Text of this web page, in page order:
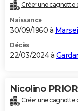
Créer une cagnotte
Naissance
30/09/1960 à
Décès
22/03/2024 à
Nicolino
Créer une cagnotte